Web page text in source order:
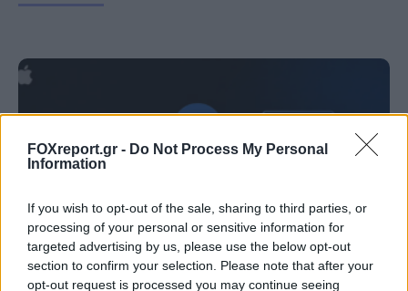
FOXreport.gr - Do Not Process My Personal
Information
If you wish to opt-out of the sale, sharing to third parties, or
processing of your personal or sensitive information for
targeted advertising by us, please use the below opt-out
section to confirm your selection. Please note that after your
opt-out request is processed you may continue seeing